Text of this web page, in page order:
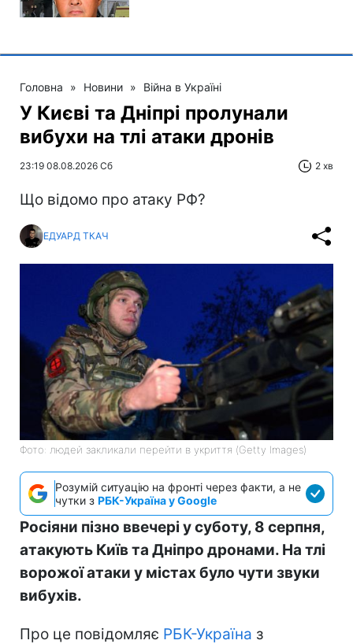
Головна » Новини » Війна в Україні
У Києві та Дніпрі пролунали
вибухи на тлі атаки дронів
23:19 08.08.2026 Сб 2 хв
Що відомо про атаку РФ?
ЕДУАРД ТКАЧ
Фото: людей закликали перейти в укриття (Getty Images)
Розумій ситуацію на фронті через факти, а не
чутки з РБК-Україна у Google
Росіяни пізно ввечері у суботу, 8 серпня,
атакують Київ та Дніпро дронами. На тлі
ворожої атаки у містах було чути звуки
вибухів.
Про це повідомляє РБК-Україна з